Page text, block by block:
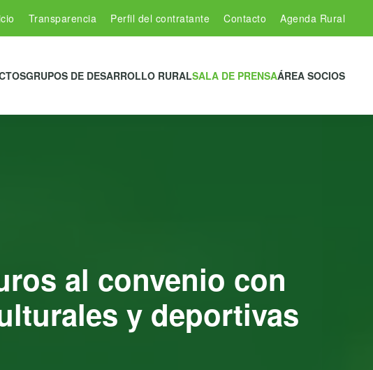
Transparencia Perfil del contratante Contacto Agenda Rural
GRUPOS DE DESARROLLO RURALSALA DE PRENSAÁREA SOCIOS
al convenio con
y deportivas